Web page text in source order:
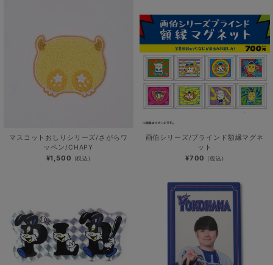
マスコットおしりシリーズ/さがらワ
ッペン/CHAPY
¥1,500 (税込)
画伯シリーズ/ブラインド額縁マグネ
ット
¥700 (税込)